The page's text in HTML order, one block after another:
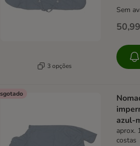
3 opções
Sem
azul-
aprox.
costas